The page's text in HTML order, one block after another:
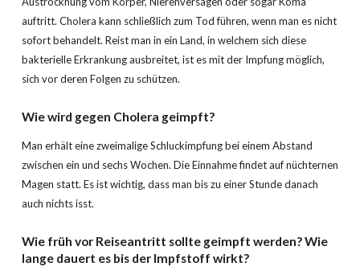
auftritt. Cholera kann schließlich zum Tod führen, wenn man es nicht
sofort behandelt. Reist man in ein Land, in welchem sich diese
bakterielle Erkrankung ausbreitet, ist es mit der Impfung möglich,
sich vor deren Folgen zu schützen.
Wie wird gegen Cholera geimpft?
Man erhält eine zweimalige Schluckimpfung bei einem Abstand
zwischen ein und sechs Wochen. Die Einnahme findet auf nüchternen
Magen statt. Es ist wichtig, dass man bis zu einer Stunde danach
auch nichts isst.
Wie früh vor Reiseantritt sollte geimpft werden? Wie
lange dauert es bis der Impfstoff wirkt?